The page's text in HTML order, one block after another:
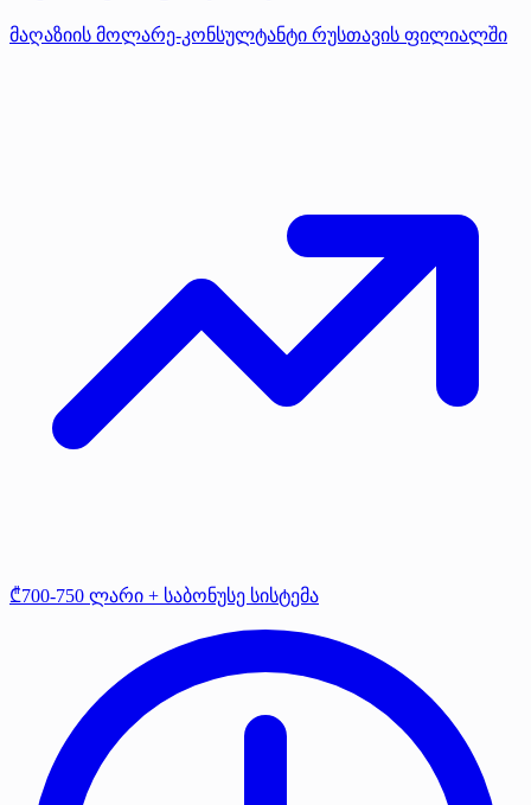
მაღაზიის მოლარე-კონსულტანტი რუსთავის ფილიალში
₾700-750 ლარი + საბონუსე სისტემა